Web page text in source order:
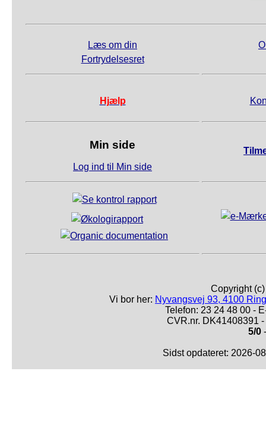
Læs om din
Fortrydelsesret
Hjælp
Min side
Log ind til Min side
Copyright
Vi bor her: Nyvangsvej 93, 4100
Telefon: 23 24 48 00 -
CVR.nr. DK41408391
5/0
Sidst opdateret: 2026-